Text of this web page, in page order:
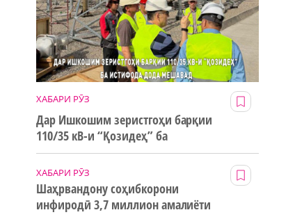
ХАБАРИ РӮЗ
Дар Ишкошим зеристгоҳи барқии
110/35 кВ-и “Қозидеҳ” ба
истифода дода мешавад
ХАБАРИ РӮЗ
Шаҳрвандону соҳибкорони
инфиродӣ 3,7 миллион амалиёти